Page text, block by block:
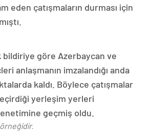
eden çatışmaların durması için
bildiriye göre Azerbaycan ve
anlaşmanın imzalandığı anda
kaldı. Böylece çatışmalar
yerleşim yerleri
geçmiş oldu.
örneğidir.